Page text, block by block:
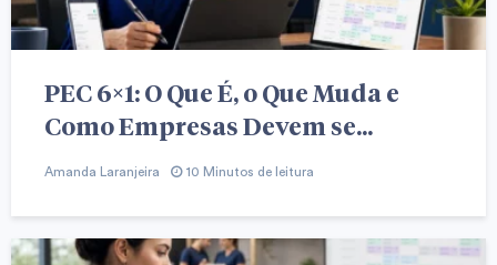
PEC 6×1: O Que É, o Que Muda e
Como Empresas Devem se...
Amanda Laranjeira 10 Minutos de leitura